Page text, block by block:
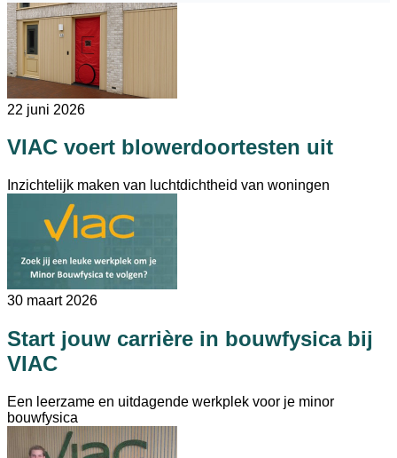
22 juni 2026
VIAC voert blowerdoortesten uit
Inzichtelijk maken van luchtdichtheid van woningen
30 maart 2026
Start jouw carrière in bouwfysica bij
VIAC
Een leerzame en uitdagende werkplek voor je minor
bouwfysica